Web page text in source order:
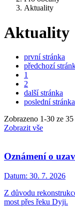
Aktuality
Aktuality
první stránka
předchozí
1
2
další stránka
poslední stránka
Zobrazeno 1-30 ze 35
Zobrazit vše
Oznámení o
Datum: 30. 7. 2026
Z důvodu
most přes řeku Dyji.